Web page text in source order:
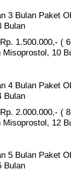
3 Bulan Paket
Bulan
1.500.000,- (
10
4 Bulan Paket
Bulan
2.000.000,- (
12
5 Bulan Paket
Bulan